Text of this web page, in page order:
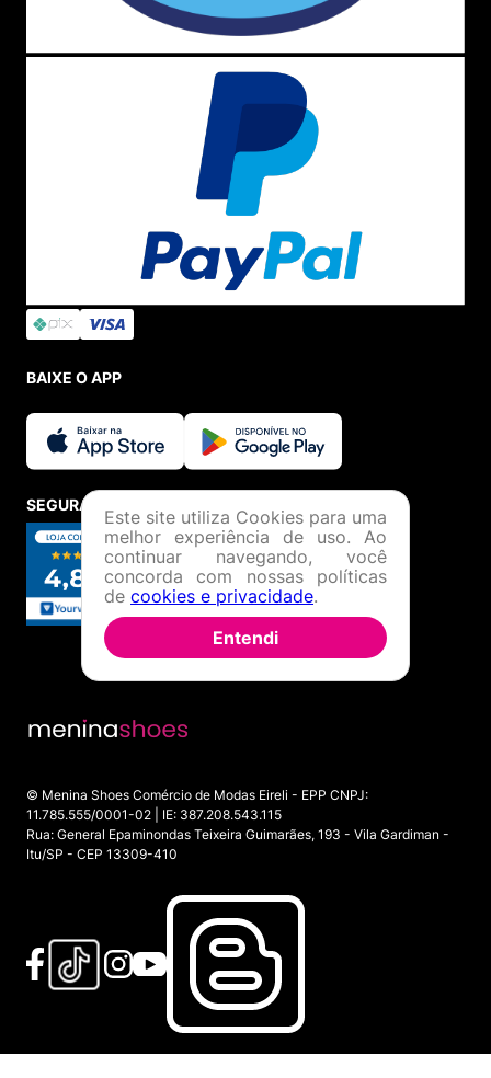
BAIXE O APP
SEGURANÇA E CREDIBILIDADE
© Menina Shoes Comércio de Modas Eireli - EPP CNPJ:
11.785.555/0001-02 | IE: 387.208.543.115
Rua: General Epaminondas Teixeira Guimarães, 193 - Vila Gardiman -
Itu/SP - CEP 13309-410
Este site utiliza Cookies para uma
melhor experiência de uso. Ao
continuar navegando, você
concorda com nossas políticas
de cookies e privacidade.
Entendi